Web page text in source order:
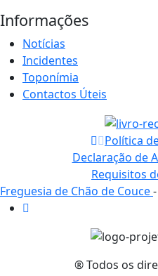
Informações
Notícias
Incidentes
Toponímia
Contactos Úteis
Política
Declaração de
Requisitos
Freguesia de Chão de Couce
® Todos os